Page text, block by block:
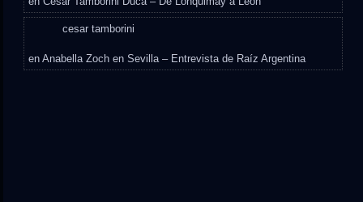
cesar tamborini
enAnabella Zoch en Sevilla – Entrevista de Raíz Argentina